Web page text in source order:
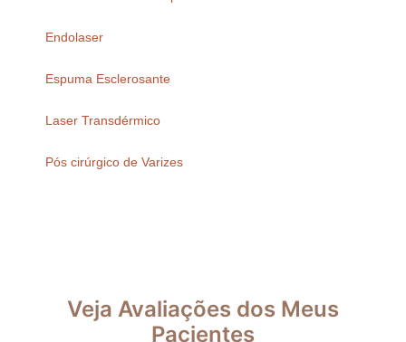
Endolaser
Espuma Esclerosante
Laser Transdérmico
Pós cirúrgico de Varizes
Veja Avaliações dos Meus
Pacientes